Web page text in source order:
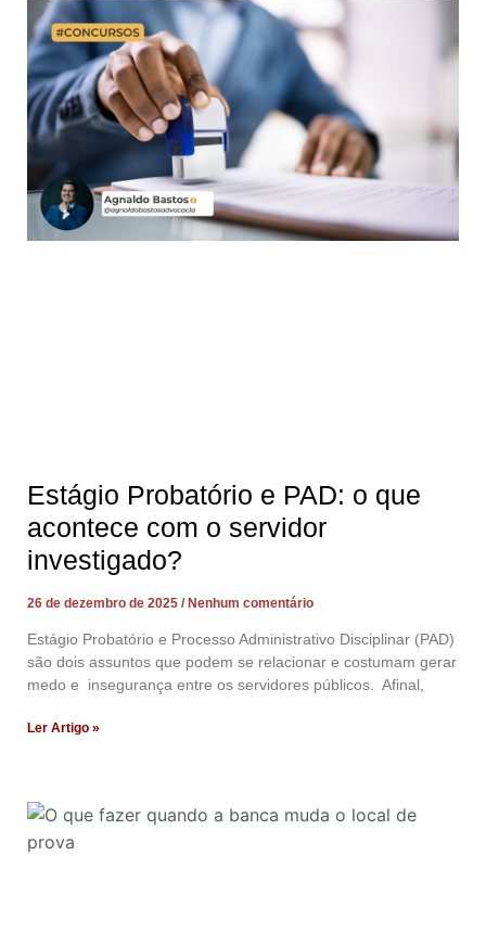
Estágio Probatório e PAD: o que
acontece com o servidor
investigado?
26 de dezembro de 2025 Nenhum comentário
Estágio Probatório e Processo Administrativo Disciplinar (PAD)
são dois assuntos que podem se relacionar e costumam gerar
medo e insegurança entre os servidores públicos. Afinal,
Ler Artigo »